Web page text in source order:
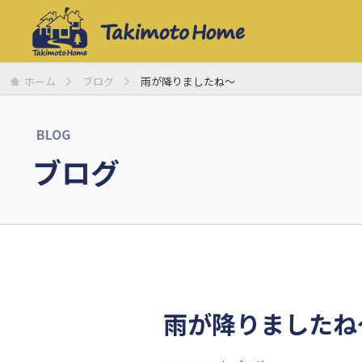
ホーム ブログ 雨が降りましたね〜
BLOG
ブログ
雨が降りました